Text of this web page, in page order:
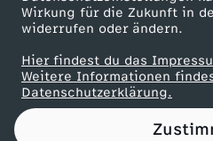
Wirkung für die Zukunft in
widerrufen oder ändern.
Hier findest du das
Weitere Informationen
Datenschutzerklärung.
:
"
W
Partner